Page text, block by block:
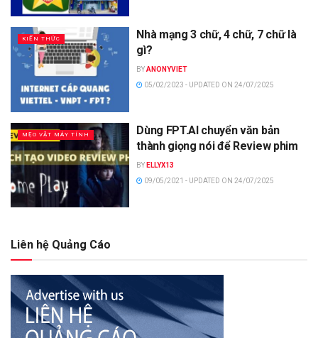
KIẾN THỨC
Nhà mạng 3 chữ, 4 chữ, 7 chữ là
gì?
BYANONYVIET
05/02/2023 - UPDATED ON 24/07/2025
MẸO VẶT MÁY TÍNH
Dùng FPT.AI chuyển văn bản
thành giọng nói để Review phim
BY ELLYX13
09/05/2021 - UPDATED ON 24/07/2025
Liên hệ Quảng Cáo